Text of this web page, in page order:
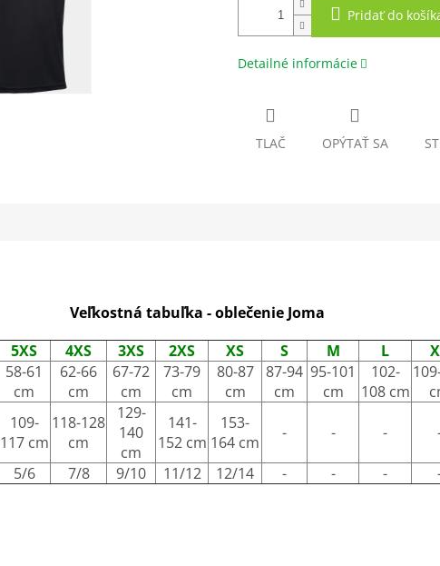
Pridať do
Detailné informácie
TLAČ OPÝTAŤ SA
Veľkostná tabuľka - oblečenie Joma
5XS 4XS 3XS 2XS XS S M L
58-61
cm
62-66
cm
67-72
cm
73-79
cm
80-87
cm
87-94
cm
95-101
cm
102-
108 cm
109-
117 cm
118-128
cm
129-
140
cm
141-
152 cm
153-
164 cm
- - -
5/6 7/8 9/10 11/12 12/14 - - -